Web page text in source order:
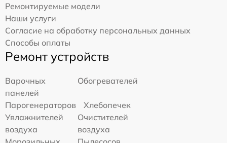
Ремонтируемые модели
Наши услуги
Согласие на обработку персональных данных
Способы оплаты
Ремонт устройств
Варочных
панелей
Обогревателей
Парогенераторов
Хлебопечек
Увлажнителей
воздуха
Очистителей
воздуха